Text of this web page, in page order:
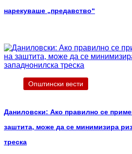
нарекуваше „предавство“
Општински вести
Даниловски: Ако правилно се
заштита, може да се минимизира
треска